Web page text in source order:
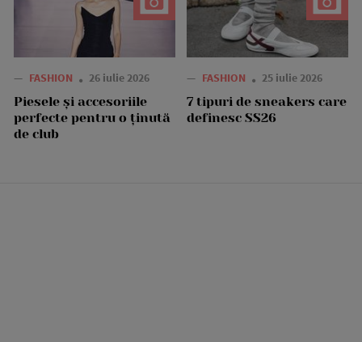
— FASHION 26 iulie 2026
Piesele și accesoriile
perfecte pentru o ținută
de club
— FASHION 25 iulie 2026
7 tipuri de sneakers care
definesc SS26